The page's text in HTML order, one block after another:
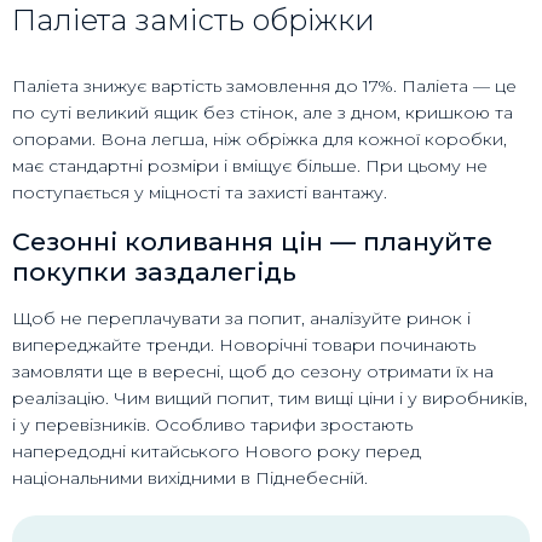
Паліета замість обріжки
Паліета знижує вартість замовлення до 17%. Паліета — це
по суті великий ящик без стінок, але з дном, кришкою та
опорами. Вона легша, ніж обріжка для кожної коробки,
має стандартні розміри і вміщує більше. При цьому не
поступається у міцності та захисті вантажу.
Сезонні коливання цін — плануйте
покупки заздалегідь
Щоб не переплачувати за попит, аналізуйте ринок і
випереджайте тренди. Новорічні товари починають
замовляти ще в вересні, щоб до сезону отримати їх на
реалізацію. Чим вищий попит, тим вищі ціни і у виробників,
і у перевізників. Особливо тарифи зростають
напередодні китайського Нового року перед
національними вихідними в Піднебесній.